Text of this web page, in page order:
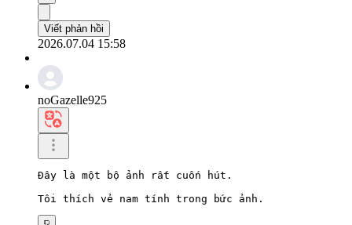
Viết phản hồi
2026.07.04 15:58
noGazelle925
Đây là một bộ ảnh rất cuốn hút.
Tôi thích vẻ nam tính trong bức ảnh.